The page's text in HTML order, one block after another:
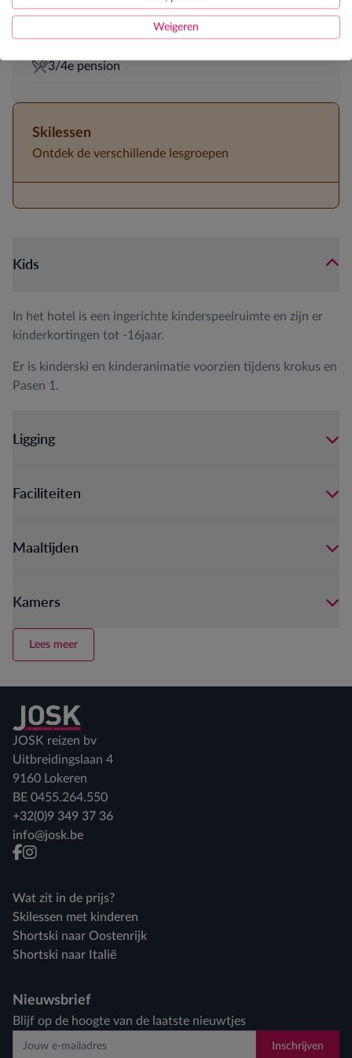
Weigeren
Genietweek 50+ in maart
3/4e pension
Skilessen
Ontdek de verschillende lesgroepen
Kids
In het hotel is een ingerichte kinderspeelruimte en zijn er
kinderkortingen tot -16jaar.
Er is kinderski en kinderanimatie voorzien tijdens krokus en
Pasen 1.
Ligging
Faciliteiten
Maaltijden
Kamers
Lees meer
Terug naar home
JOSK reizen bv
Uitbreidingslaan 4
9160 Lokeren
BE 0455.264.550
+32(0)9 349 37 36
info@josk.be
facebook
instagram
Wat zit in de prijs?
Skilessen met kinderen
Shortski naar Oostenrijk
Shortski naar Italië
Nieuwsbrief
Blijf op de hoogte van de laatste nieuwtjes
Inschrijven